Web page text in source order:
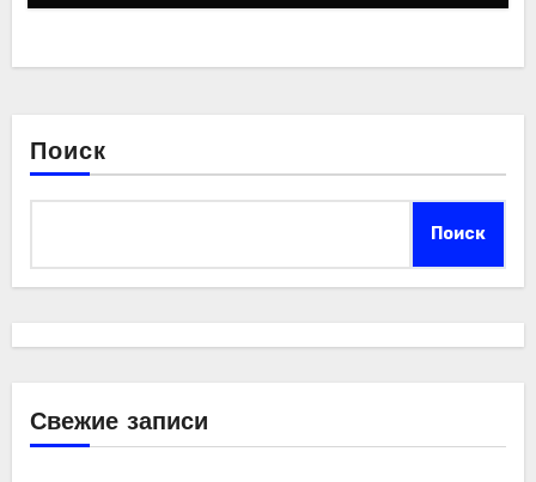
Поиск
Поиск
Свежие записи